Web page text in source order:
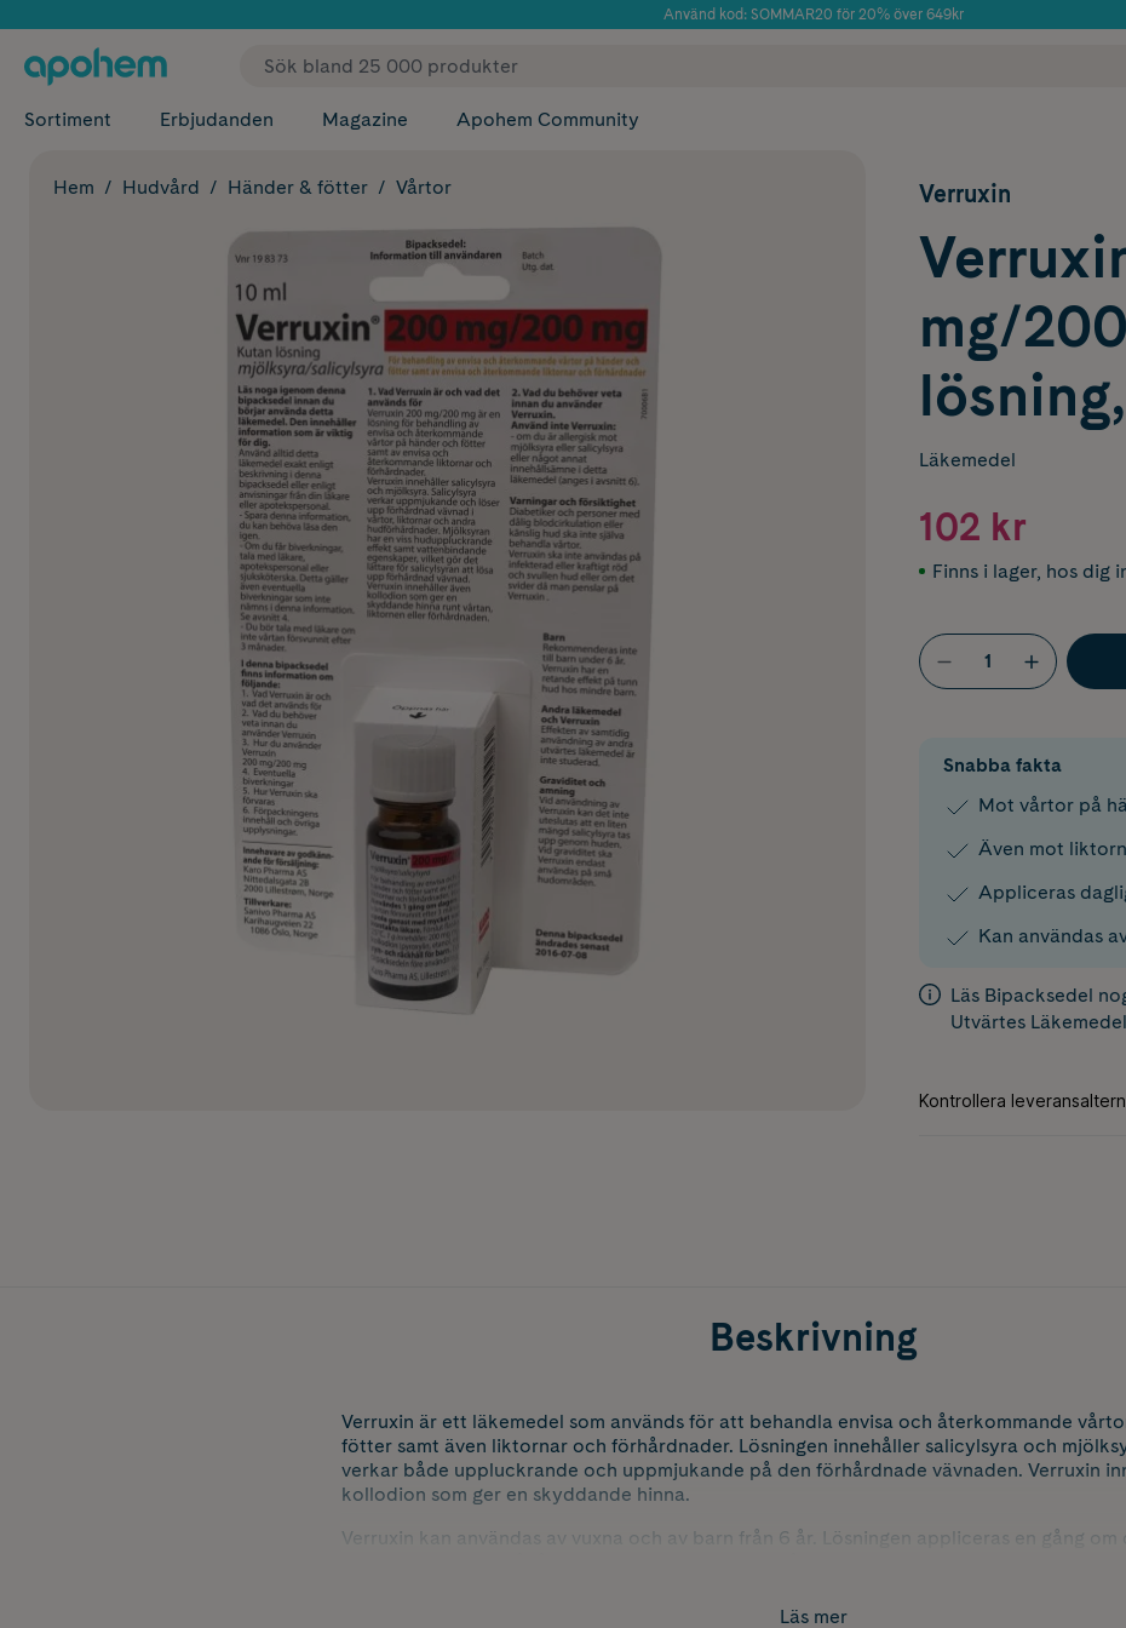
Använd kod: SOMMAR20 för 20% över 649kr
✓ Fri frakt
Sortiment Erbjudanden Magazine Apohem Community
Hem Hudvård Händer & fötter Vårtor Verruxin
mg/
Läkemedel
102 kr
Finns i lager, hos dig
Snabba fakta
Mot vårtor på
Även mot
Appliceras
Kan användas
Läs Bipacksedel
Utvärtes
Beskrivning
Verruxin är ett läkemedel som används för att behandla envisa och återkommande
fötter samt även liktornar och förhårdnader. Lösningen innehåller salicylsyra och
verkar både uppluckrande och uppmjukande på den förhårdnade vävnaden. Verruxin
kollodion som ger en skyddande hinna.
Verruxin kan användas av vuxna och av barn från 6 år. Lösningen appliceras en gång om
Det är viktigt att veta att den kan ta tid att behandla vårtor. Appliceringen kan pågå upp
Läs mer